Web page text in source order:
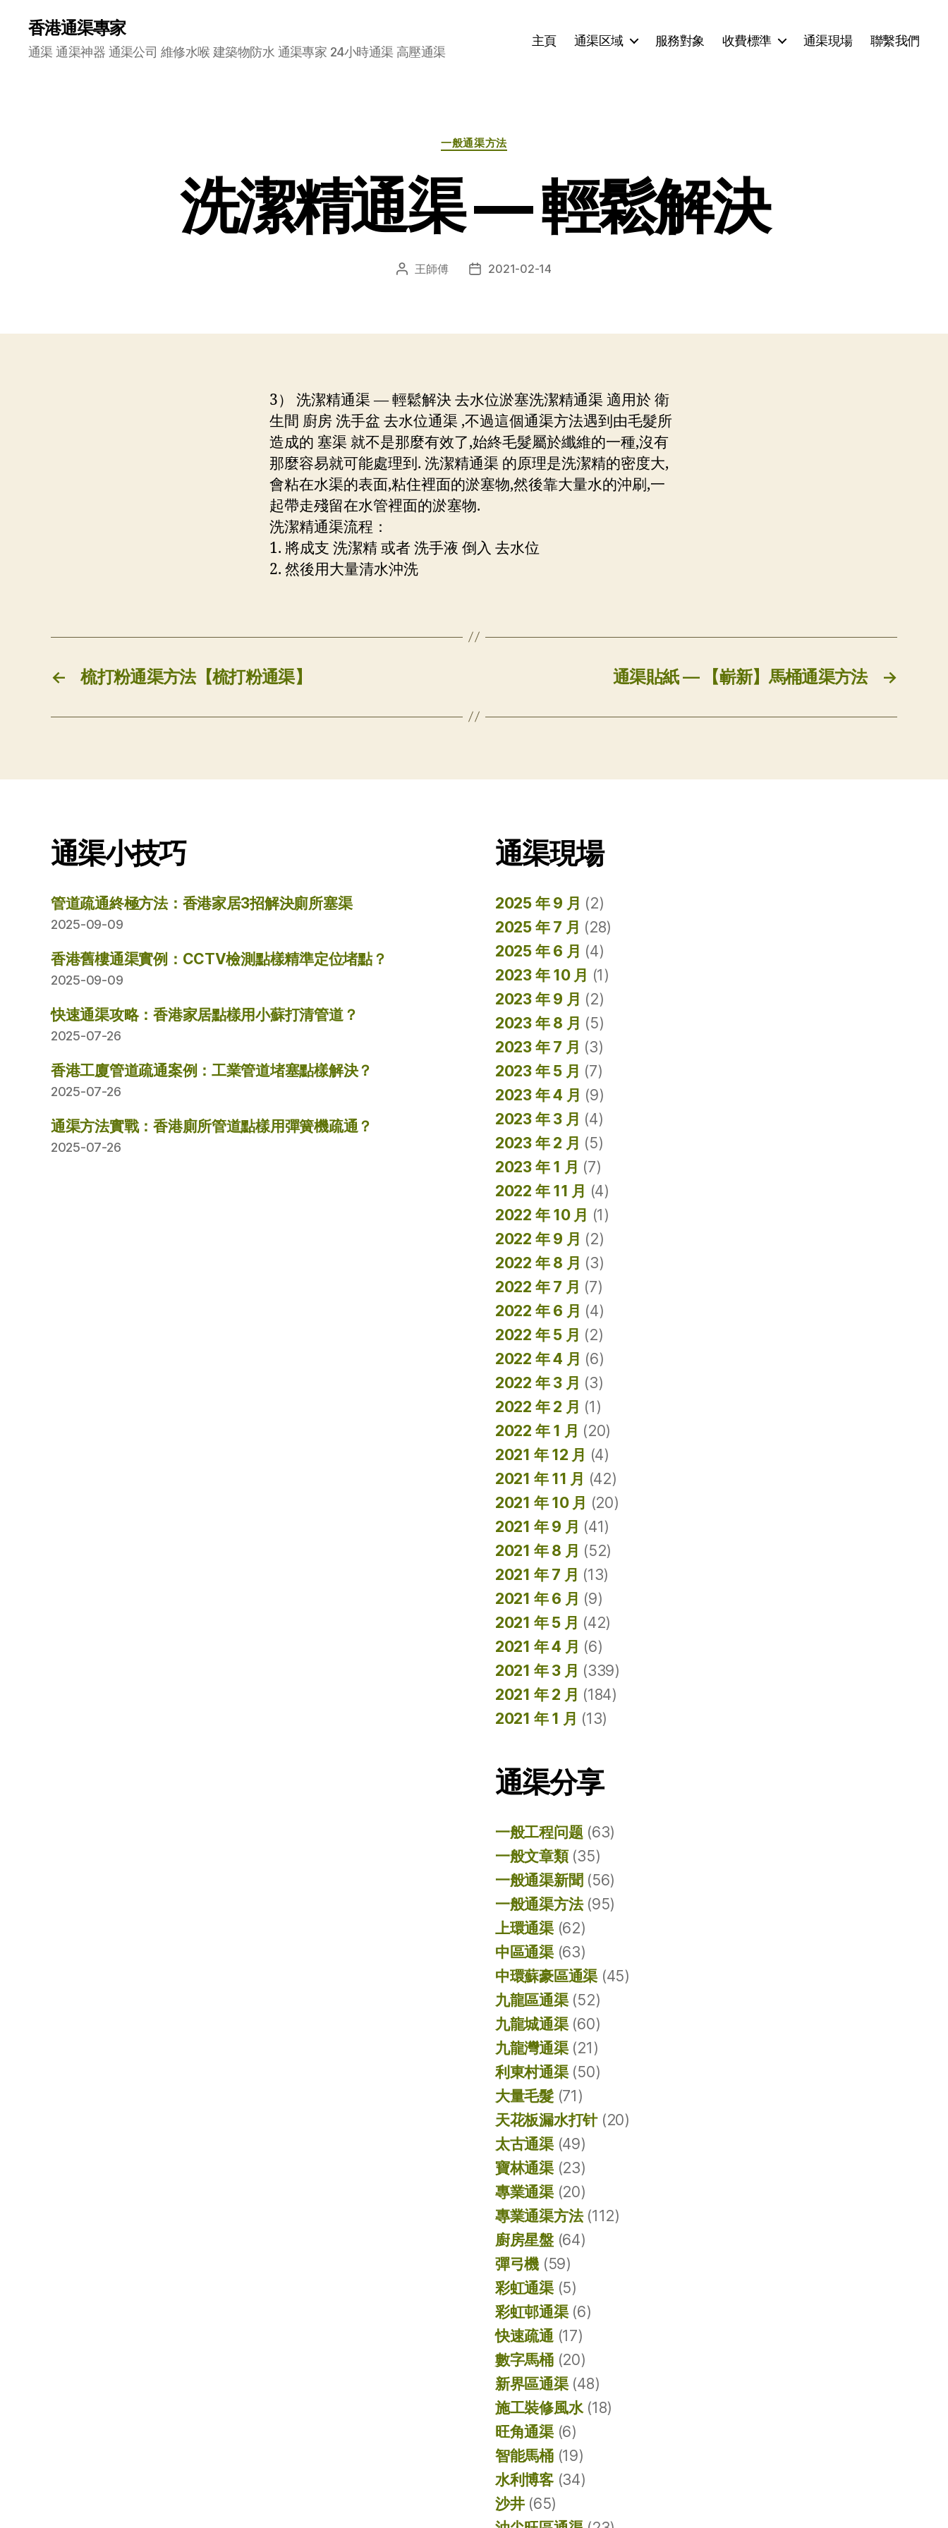
香港通渠專家
通渠 通渠神器 通渠公司 維修水喉 建築物防水 通渠專家 24小時通渠 高壓通渠
主頁 通渠区域 服務對象 收費標準 通渠現場 聯繫我們
分
类
一般通渠方法
洗潔精通渠 — 輕鬆解決
文 王師傅
发 2021-02-14
3） 洗潔精通渠 — 輕鬆解決 去水位淤塞洗潔精通渠 適用於 衛
生間 廚房 洗手盆 去水位通渠 ,不過這個通渠方法遇到由毛髮所
造成的 塞渠 就不是那麼有效了,始終毛髮屬於纖維的一種,沒有
那麼容易就可能處理到. 洗潔精通渠 的原理是洗潔精的密度大,
會粘在水渠的表面,粘住裡面的淤塞物,然後靠大量水的沖刷,一
起帶走殘留在水管裡面的淤塞物.
洗潔精通渠流程：
1. 將成支 洗潔精 或者 洗手液 倒入 去水位
2. 然後用大量清水沖洗
← 梳打粉通渠方法【梳打粉通渠】 →
通渠貼紙 — 【嶄新】馬桶通渠方法
通渠小技巧
管道疏通終極方法：香港家居3招解決廁所塞渠
2025-09-09
香港舊樓通渠實例：CCTV檢測點樣精準定位堵點？
2025-09-09
快速通渠攻略：香港家居點樣用小蘇打清管道？
2025-07-26
香港工廈管道疏通案例：工業管道堵塞點樣解決？
2025-07-26
通渠方法實戰：香港廁所管道點樣用彈簧機疏通？
2025-07-26
通渠現場
2025 年 9 月 (2)
2025 年 7 月 (28)
2025 年 6 月 (4)
2023 年 10 月 (1)
2023 年 9 月 (2)
2023 年 8 月 (5)
2023 年 7 月 (3)
2023 年 5 月 (7)
2023 年 4 月 (9)
2023 年 3 月 (4)
2023 年 2 月 (5)
2023 年 1 月 (7)
2022 年 11 月 (4)
2022 年 10 月 (1)
2022 年 9 月 (2)
2022 年 8 月 (3)
2022 年 7 月 (7)
2022 年 6 月 (4)
2022 年 5 月 (2)
2022 年 4 月 (6)
2022 年 3 月 (3)
2022 年 2 月 (1)
2022 年 1 月 (20)
2021 年 12 月 (4)
2021 年 11 月 (42)
2021 年 10 月 (20)
2021 年 9 月 (41)
2021 年 8 月 (52)
2021 年 7 月 (13)
2021 年 6 月 (9)
2021 年 5 月 (42)
2021 年 4 月 (6)
2021 年 3 月 (339)
2021 年 2 月 (184)
2021 年 1 月 (13)
通渠分享
一般工程问题(63)
一般文章類(35)
一般通渠新聞 (56)
一般通渠方法(95)
上環通渠(62)
中區通渠(63)
中環蘇豪區通渠 (45)
九龍區通渠(52)
九龍城通渠(60)
九龍灣通渠(21)
利東村通渠(50)
大量毛髮(71)
天花板漏水打针(20)
太古通渠(49)
寶林通渠(23)
專業通渠(20)
專業通渠方法(112)
廚房星盤(64)
彈弓機 (59)
彩虹通渠(5)
彩虹邨通渠(6)
快速疏通 (17)
數字馬桶(20)
新界區通渠(48)
施工裝修風水(18)
旺角通渠(6)
智能馬桶(19)
水利博客(34)
沙井(65)